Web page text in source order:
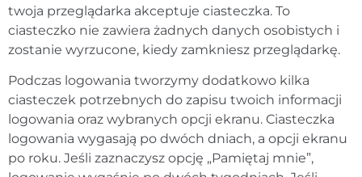
twoja przeglądarka akceptuje ciasteczka. To
ciasteczko nie zawiera żadnych danych osobistych i
zostanie wyrzucone, kiedy zamkniesz przeglądarkę.
Podczas logowania tworzymy dodatkowo kilka
ciasteczek potrzebnych do zapisu twoich informacji
logowania oraz wybranych opcji ekranu. Ciasteczka
logowania wygasają po dwóch dniach, a opcji ekranu
po roku. Jeśli zaznaczysz opcję „Pamiętaj mnie”,